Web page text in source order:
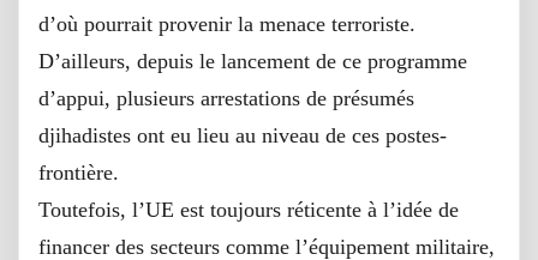
d’où pourrait provenir la menace terroriste.
D’ailleurs, depuis le lancement de ce programme
d’appui, plusieurs arrestations de présumés
djihadistes ont eu lieu au niveau de ces postes-
frontière.
Toutefois, l’UE est toujours réticente à l’idée de
financer des secteurs comme l’équipement militaire,